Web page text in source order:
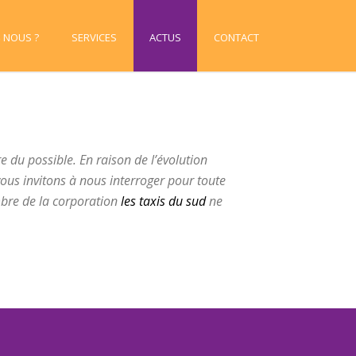
NOUS ? SERVICES ACTUS CONTACT
du possible. En raison de l’évolution
invitons à nous interroger pour toute
de la corporationles taxis du sudne